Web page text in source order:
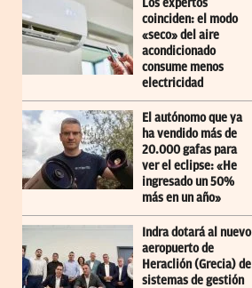
Los expertos
coinciden: el modo
«seco» del aire
acondicionado
consume menos
electricidad
El autónomo que ya
ha vendido más de
20.000 gafas para
ver el eclipse: «He
ingresado un 50%
más en un año»
Indra dotará al nuevo
aeropuerto de
Heraclión (Grecia) de
sistemas de gestión